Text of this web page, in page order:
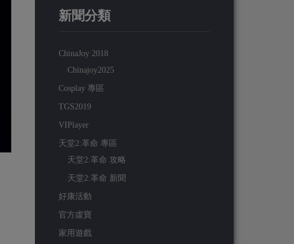
新聞分類
ChinaJoy 2018
Chinajoy2025
Cosplay 專區
TGS2019
VIPlayer
天堂2:革命 專區
天堂2:革命 攻略
天堂2:革命 新聞
好康活動
官方虛寶
家用遊戲